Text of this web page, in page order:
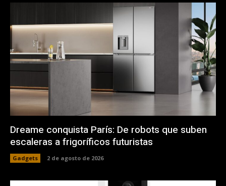
Dreame conquista París: De robots que suben
escaleras a frigoríficos futuristas
Gadgets 2 de agosto de 2026